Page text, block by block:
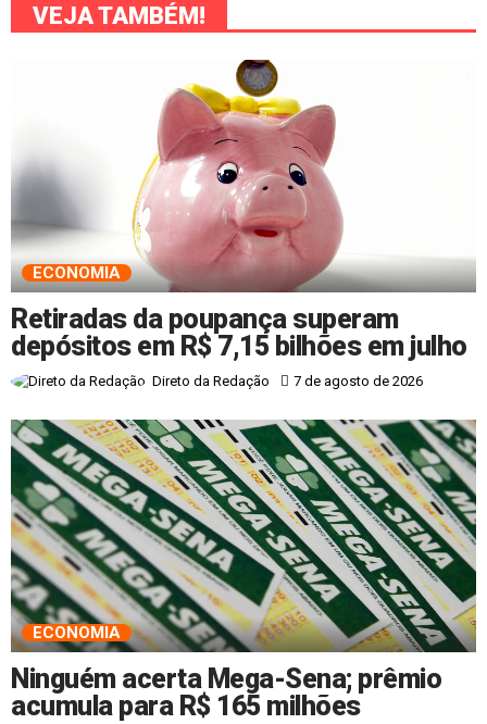
VEJA TAMBÉM!
ECONOMIA
Retiradas da poupança superam
depósitos em R$ 7,15 bilhões em julho
Direto da Redação 7 de agosto de 2026
ECONOMIA
Ninguém acerta Mega-Sena; prêmio
acumula para R$ 165 milhões